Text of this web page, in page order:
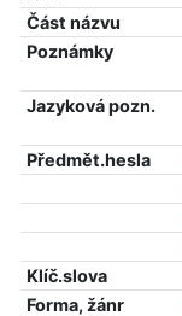
Část názvu
Poznámky
Jazyková pozn.
Předmět.hesla
Klíč.slova
Forma, žánr